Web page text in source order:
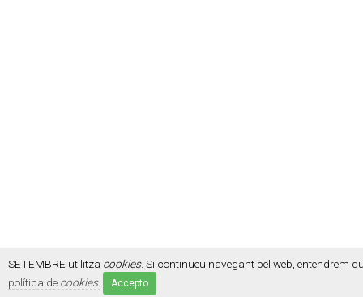
SETEMBRE utilitza cookies. Si continueu navegant pel web, entendrem
política de cookies. Accepto